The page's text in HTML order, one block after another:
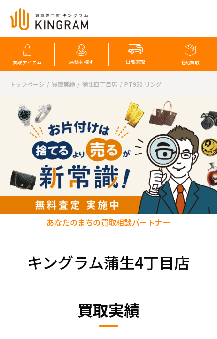
買取アイテム 店舗を探す 出張買取 宅配買取
トップページ 買取実績 蒲生四丁目店 PT950 リング
キングラム蒲生4丁目店
あなたのまちの買取相談パートナー
買取実績